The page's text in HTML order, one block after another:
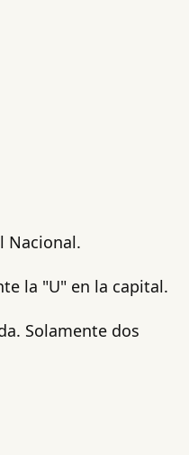
Nacional.
la "U" en la capital.
Solamente dos